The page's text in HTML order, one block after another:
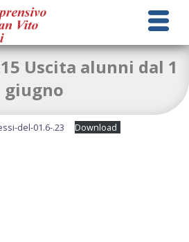
Uscita alunni dal 1
giugno
del-01.6-.23 Download